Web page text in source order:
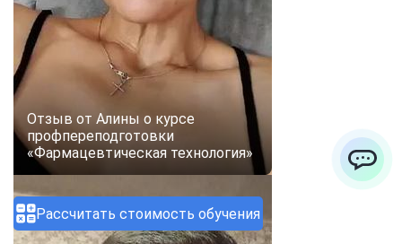
Рассчитать стоимость обучения
Отзыв от Алины о курсе
профпереподготовки
«Фармацевтическая технология»